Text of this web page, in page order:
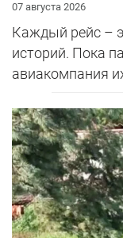
07 августа 2026
Каждый рейс –
историй. Пока
авиакомпания